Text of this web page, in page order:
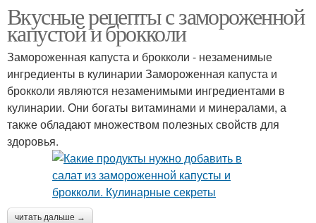
Вкусные рецепты с замороженной
капустой и брокколи
Замороженная капуста и брокколи - незаменимые
ингредиенты в кулинарии Замороженная капуста и
брокколи являются незаменимыми ингредиентами в
кулинарии. Они богаты витаминами и минералами, а
также обладают множеством полезных свойств для
здоровья.
читать дальше →